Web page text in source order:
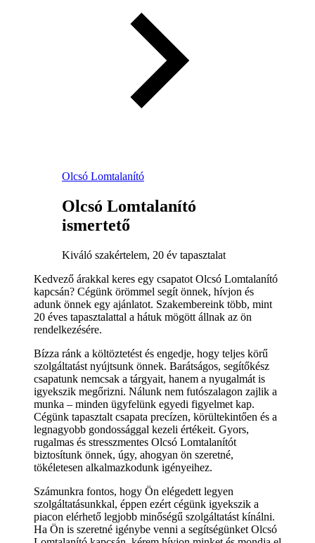
Olcsó Lomtalanító
Olcsó Lomtalanító
ismertető
Kiváló szakértelem, 20 év tapasztalat
Kedvező árakkal keres egy csapatot Olcsó Lomtalanító
kapcsán? Cégünk örömmel segít önnek, hívjon és
adunk önnek egy ajánlatot. Szakembereink több, mint
20 éves tapasztalattal a hátuk mögött állnak az ön
rendelkezésére.
Bízza ránk a költöztetést és engedje, hogy teljes körű
szolgáltatást nyújtsunk önnek. Barátságos, segítőkész
csapatunk nemcsak a tárgyait, hanem a nyugalmát is
igyekszik megőrizni. Nálunk nem futószalagon zajlik a
munka – minden ügyfelünk egyedi figyelmet kap.
Cégünk tapasztalt csapata precízen, körültekintően és a
legnagyobb gondossággal kezeli értékeit. Gyors,
rugalmas és stresszmentes Olcsó Lomtalanítót
biztosítunk önnek, úgy, ahogyan ön szeretné,
tökéletesen alkalmazkodunk igényeihez.
Számunkra fontos, hogy Ön elégedett legyen
szolgáltatásunkkal, éppen ezért cégünk igyekszik a
piacon elérhető legjobb minőségű szolgáltatást kínálni.
Ha Ön is szeretné igénybe venni a segítségünket Olcsó